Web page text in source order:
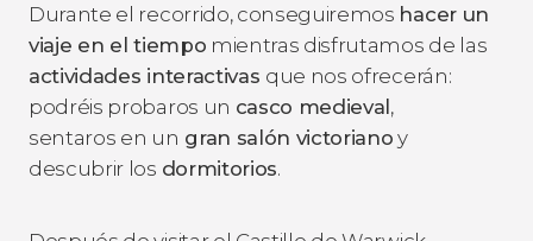
Durante el recorrido, conseguiremos hacer un
viaje en el tiempo mientras disfrutamos de las
actividades interactivas que nos ofrecerán:
podréis probaros un casco medieval,
sentaros en un gran salón victoriano y
descubrir los dormitorios.